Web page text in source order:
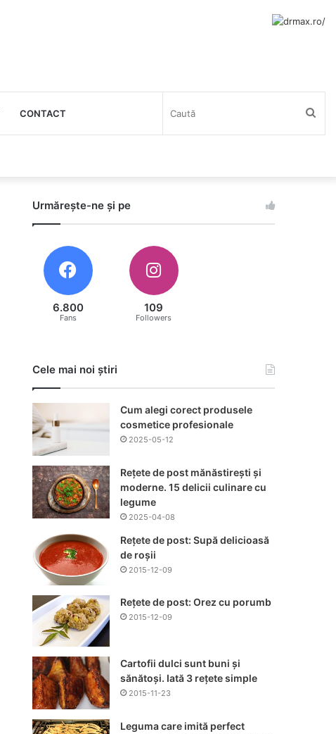
CONTACT
Urmărește-ne și pe
6.800
Fans
109
Followers
Cele mai noi știri
Cum alegi corect produsele
cosmetice profesionale
2025-05-12
Rețete de post mănăstirești și
moderne. 15 delicii culinare cu
legume
2025-04-08
Rețete de post: Supă delicioasă
de roșii
2015-12-09
Rețete de post: Orez cu porumb
2015-12-09
Cartofii dulci sunt buni și
sănătoși. Iată 3 rețete simple
2015-11-23
Leguma care imită perfect